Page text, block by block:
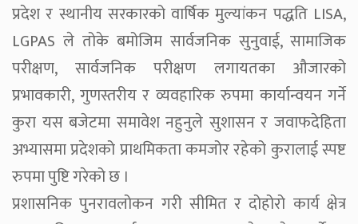
प्रदेश र स्थानीय सरकारको वार्षिक मुल्यांकन पद्धति LISA,
LGPAS ले तोके बमोजिम सार्वजनिक सुनुवाई, सामाजिक
परीक्षण, सार्वजनिक परीक्षण लगायतका औजारको
प्रभावकारी, गुणस्तरीय र व्यवहारिक रुपमा कार्यान्वयन गर्ने
कुरा यस बजेटमा समावेश नहुनुले सुशासन र जवाफदेहिता
अभ्यासमा प्रदेशको प्राथमिकता कमजोर रहेको कुरालाई स्पष्ट
रुपमा पुष्टि गरेको छ ।
प्रशासनिक पुनरावलोकन गरी सीमित र दोहोरो कार्य क्षेत्र